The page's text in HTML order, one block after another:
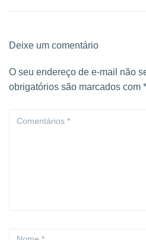
Deixe um comentário
O seu endereço de e-mail não
obrigatórios são marcados com *